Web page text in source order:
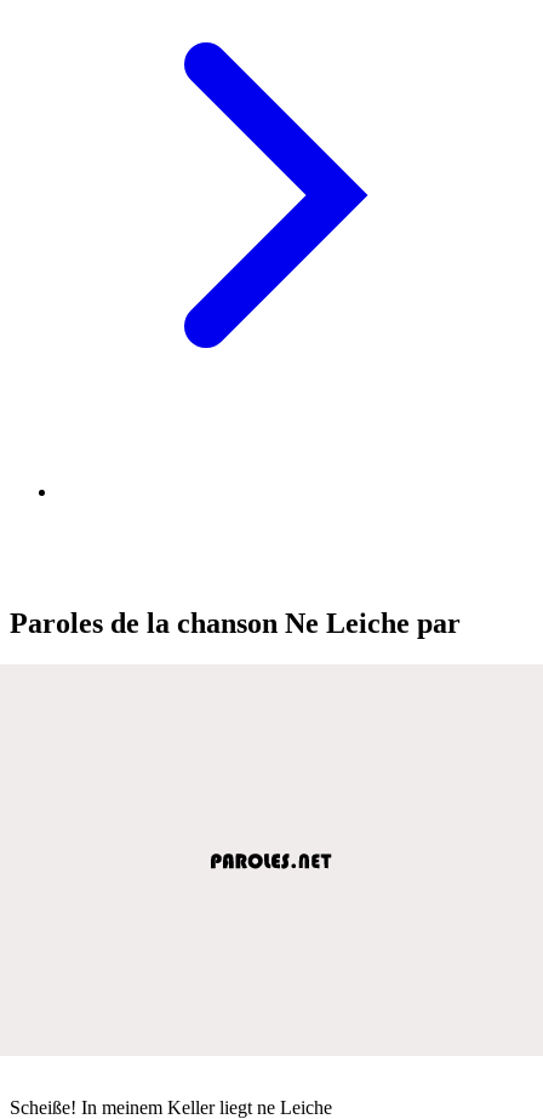
Paroles de la chanson Ne Leiche par
Scheiße! In meinem Keller liegt ne Leiche